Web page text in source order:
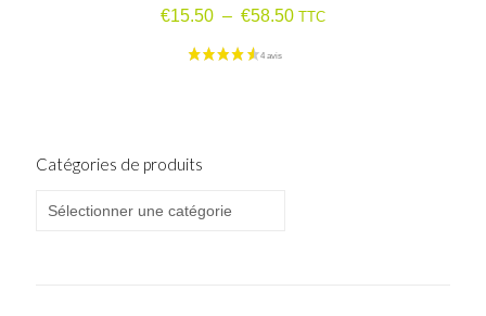
€15.50 – €58.50Plage
TTC
Catégories de produits